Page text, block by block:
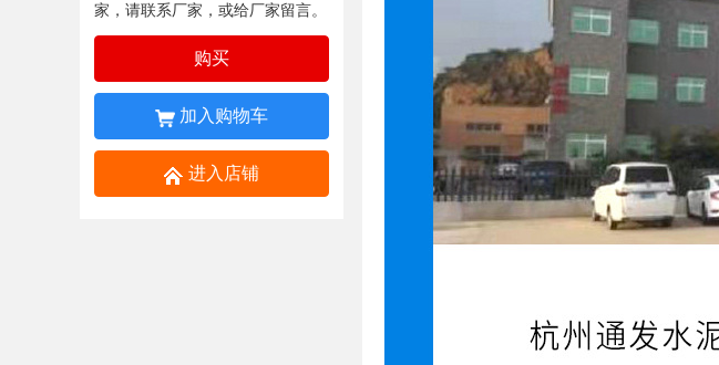
家，请联系厂家，或给厂家留言。
购买
加入购物车
进入店铺